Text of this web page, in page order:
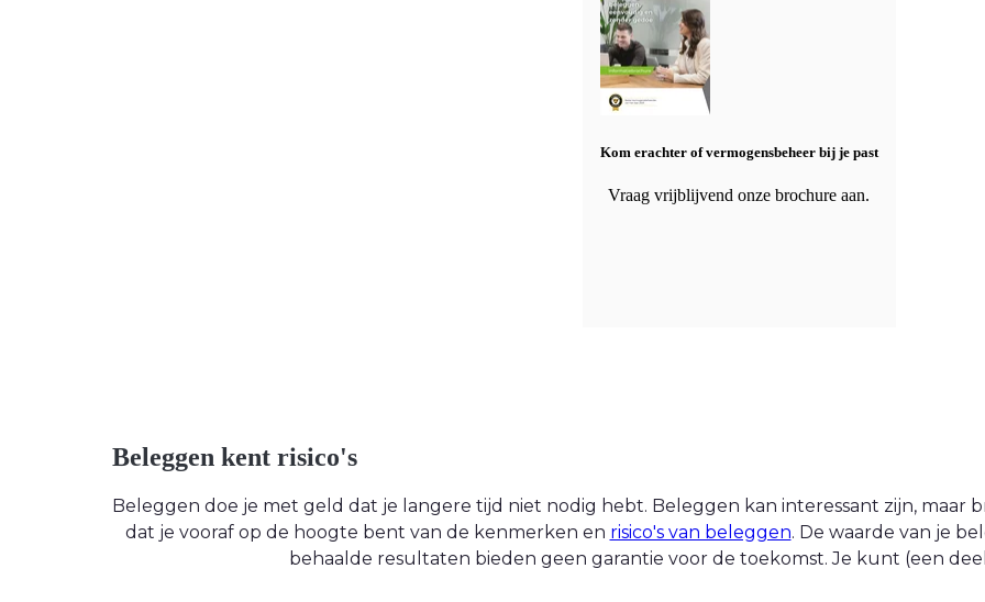
Kom erachter of vermogensbeheer bij je past
Vraag vrijblijvend onze brochure aan.
Beleggen kent risico's
Beleggen doe je met geld dat je langere tijd niet nodig hebt. Beleggen kan interessant zijn, maar
dat je vooraf op de hoogte bent van de kenmerken en risico's van beleggen. De waarde van je
behaalde resultaten bieden geen garantie voor de toekomst. Je kunt (een